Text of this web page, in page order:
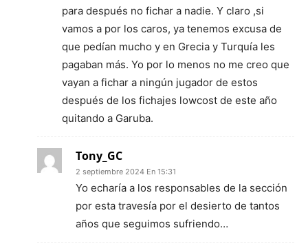
para después no fichar a nadie. Y claro ,si
vamos a por los caros, ya tenemos excusa de
que pedían mucho y en Grecia y Turquía les
pagaban más. Yo por lo menos no me creo que
vayan a fichar a ningún jugador de estos
después de los fichajes lowcost de este año
quitando a Garuba.
Tony_GC
2 septiembre 2024 En 15:31
Yo echaría a los responsables de la sección
por esta travesía por el desierto de tantos
años que seguimos sufriendo…